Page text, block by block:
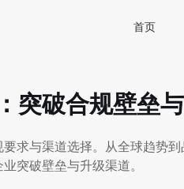
首页
突破合规壁垒
求与渠道选择。从全球趋势
突破壁垒与升级渠道。